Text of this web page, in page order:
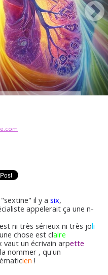
"sextine" il y asix,
appelerait ça une n-
ni très sérieux ni très joli
chose est claire
vaut un écrivain arpette
nommer , qu'un
ien !